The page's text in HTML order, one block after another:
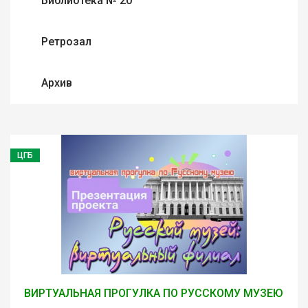
Ретрозал
Архив
ЦГБ
ВИРТУАЛЬНАЯ ПРОГУЛКА ПО РУССКОМУ МУЗЕЮ